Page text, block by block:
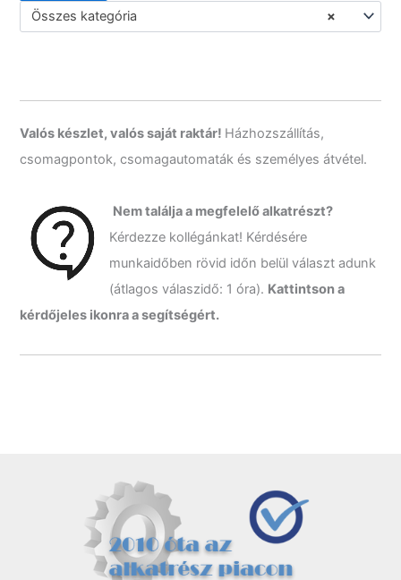
á
e
k
v
e
×
Összes kategória
Valós készlet, valós saját raktár! Házhozszállítás,
csomagpontok, csomagautomaták és személyes átvétel.
Nem találja a megfelelő alkatrészt?
Kérdezze kollégánkat! Kérdésére
munkaidőben rövid időn belül választ adunk
(átlagos válaszidő: 1 óra). Kattintson a
kérdőjeles ikonra a segítségért.